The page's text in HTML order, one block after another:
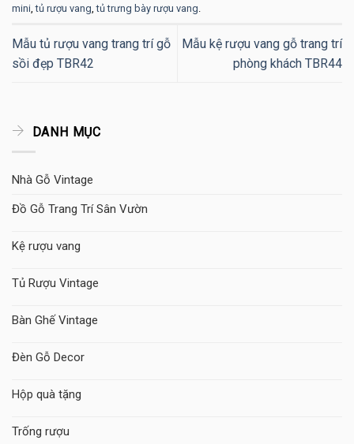
mini,tủ rượu vang,tủ trưng bày rượu vang.
Mẫu tủ rượu vang trang trí gỗ
sồi đẹp TBR42
Mẫu kệ rượu vang gỗ trang trí
phòng khách TBR44
DANH MỤC
Nhà Gỗ Vintage
Đồ Gỗ Trang Trí Sân Vườn
Kệ rượu vang
Tủ Rượu Vintage
Bàn Ghế Vintage
Đèn Gỗ Decor
Hộp quà tặng
Trống rượu